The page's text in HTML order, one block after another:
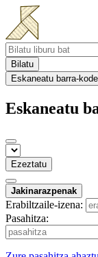
Bilatu
Eskaneatu barra-
Eskaneatu
Ezeztatu
Jakinarazpenak
Erabiltzaile-izena:
Pasahitza: